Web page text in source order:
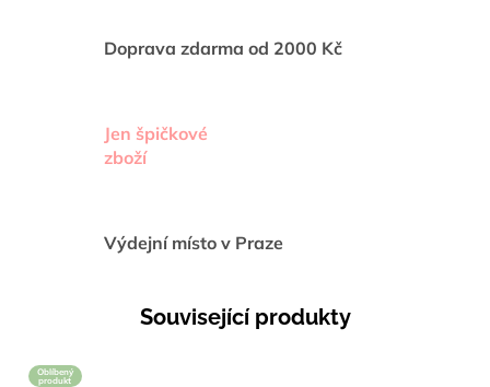
Doprava zdarma od 2000 Kč
Jen špičkové
zboží
Výdejní místo v Praze
Související produkty
Oblíbený
produkt